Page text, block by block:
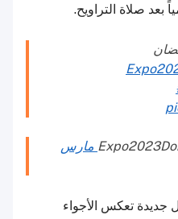
بعد صلاة التراويح.
9 مارس
جديدة تعكس الأجواء